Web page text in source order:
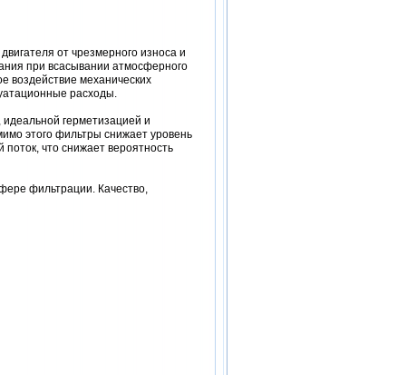
от чрезмерного износа и
при всасывании атмосферного
воздействие механических
расходы.
герметизацией и
этого фильтры снижает уровень
что снижает вероятность
фильтрации. Качество,